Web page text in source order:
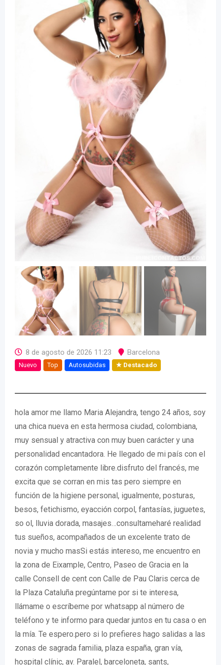
8 de agosto de 2026 11:23 Barcelona
Nuevo Top Autosubidas ★ Destacado
hola amor me llamo Maria Alejandra, tengo 24 años, soy
una chica nueva en esta hermosa ciudad, colombiana,
muy sensual y atractiva con muy buen carácter y una
personalidad encantadora. He llegado de mi país con el
corazón completamente libre.disfruto del francés, me
excita que se corran en mis tas pero siempre en
función de la higiene personal, igualmente, posturas,
besos, fetichismo, eyacción corpol, fantasías, juguetes,
so ol, lluvia dorada, masajes…consultameharé realidad
tus sueños, acompañados de un excelente trato de
novia y mucho masSi estás intereso, me encuentro en
la zona de Eixample, Centro, Paseo de Gracia en la
calle Consell de cent con Calle de Pau Claris cerca de
la Plaza Cataluña pregúntame por si te interesa,
llámame o escríbeme por whatsapp al número de
teléfono y te informo para quedar juntos en tu casa o en
la mía. Te espero.pero si lo prefieres hago salidas a las
zonas de sagrada familia, plaza españa, gran vía,
hospital clínic, av. Paralel, barceloneta, sants,